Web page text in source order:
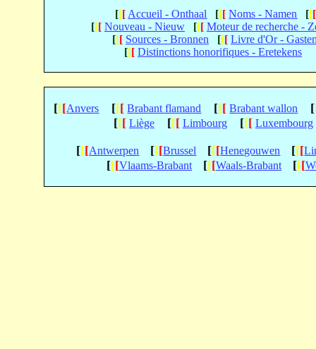
[[[ Accueil - Onthaal [[[ Noms - Namen [[[
[[[ Nouveau - Nieuw [[[ Moteur de recherche -
[[[ Sources - Bronnen [[[ Livre d'Or -
[[[ Distinctions honorifiques - Eretekens
[[[Anvers [[[ Brabant flamand [[[ Brabant wallon [
[[[ Liège [[[ Limbourg [[[ Luxembourg
[[[Antwerpen [[[Brussel [[[Henegouwen [[[
[[[Vlaams-Brabant [[[Waals-Brabant [[[